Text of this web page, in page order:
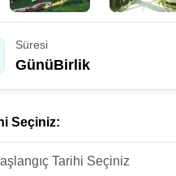
Süresi
GünüBirlik
Seçiniz: